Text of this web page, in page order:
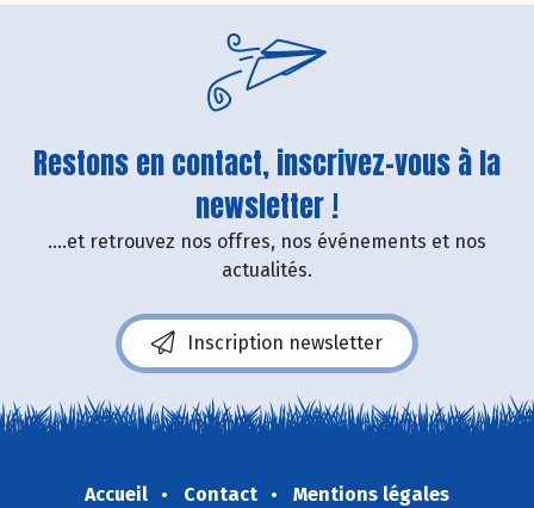
Restons en contact, inscrivez-vous à la
newsletter !
....et retrouvez nos offres, nos événements et nos
actualités.
Inscription newsletter
Accueil Contact
Mentions légales